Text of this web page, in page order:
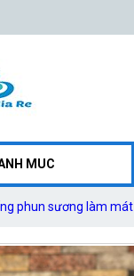
MUC
phun sương làm mát